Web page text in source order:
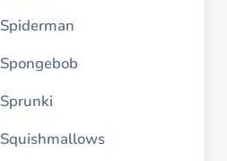
Spiderman
Spongebob
Sprunki
Squishmallows